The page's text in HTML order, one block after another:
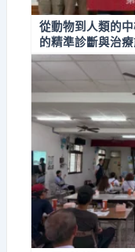
從動物到人類的
的精準診斷與治